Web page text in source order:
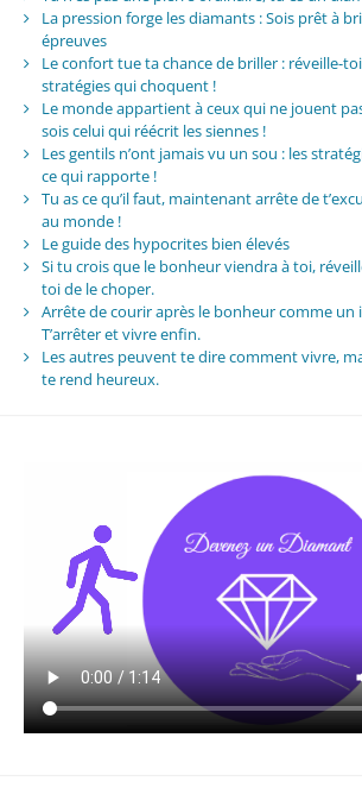
La pression forge les diamants : Sois prêt à
épreuves
Le confort tue ta chance de briller : réveille-
stratégies qui choquent !
Le monde appartient à ceux qui ne jouent
sois celui qui réécrit les siennes !
Les gentils n’ont jamais vu un sou : les
ce qui rapporte !
Tu as ce qu’il faut, maintenant arrête de
au monde !
Le guide des hypocrites bien élevés
Si tu crois que le bonheur viendra à toi,
toi de le choper.
Arrête de courir après le bonheur comme un
T’arrêter et vivre enfin.
Les autres peuvent te dire comment vivre,
te rend heureux.